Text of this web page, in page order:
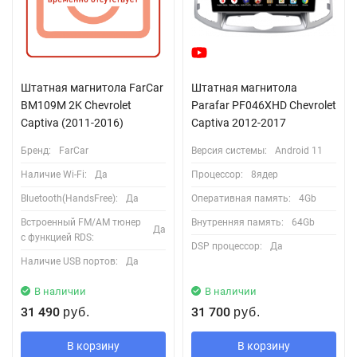
Штатная магнитола FarCar
BM109M 2K Chevrolet
Captiva (2011-2016)
Бренд: FarCar
Наличие Wi-Fi: Да
Bluetooth(HandsFree): Да
Встроенный FM/AM тюнер
с функцией RDS:
Да
Наличие USB портов: Да
В наличии
31 490 руб.
В корзину
Штатная магнитола
Parafar PF046XHD Chevrolet
Captiva 2012-2017
Версия системы: Android 11
Процессор: 8ядер
Оперативная память: 4Gb
Внутренняя память: 64Gb
DSP процессор: Да
В наличии
31 700 руб.
В корзину